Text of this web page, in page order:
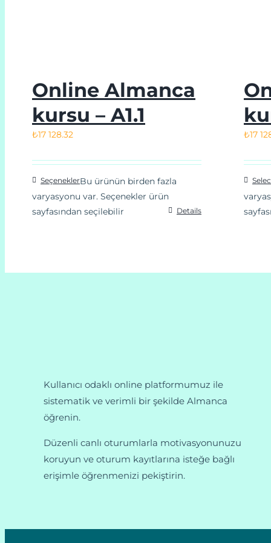
Online Almanca
kursu – A1.1
₺17 128.32
SeçeneklerBu ürünün birden fazla
varyasyonu var. Seçenekler ürün
sayfasından seçilebilir
Details
₺17
Kullanıcı odaklı online platformumuz ile
sistematik ve verimli bir şekilde Almanca
öğrenin.
Düzenli canlı oturumlarla motivasyonunuzu
koruyun ve oturum kayıtlarına isteğe bağlı
erişimle öğrenmenizi pekiştirin.